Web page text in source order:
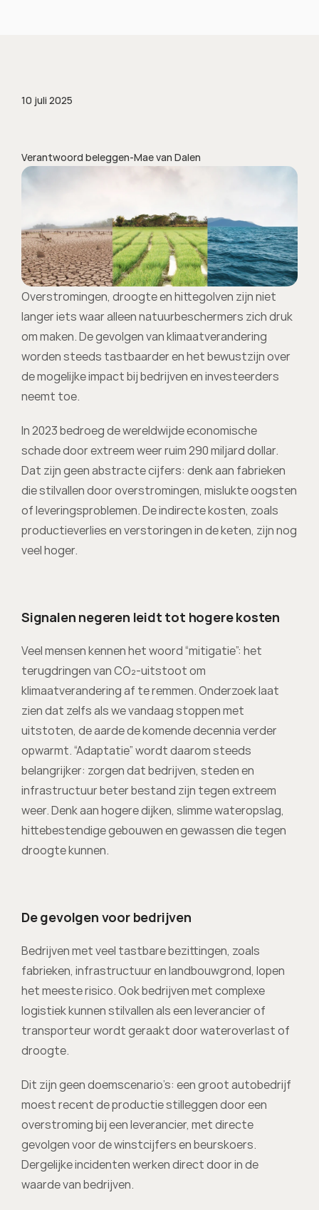
10 juli 2025
Verantwoord beleggen-Mae van Dalen
Overstromingen, droogte en hittegolven zijn niet
langer iets waar alleen natuurbeschermers zich druk
om maken. De gevolgen van klimaatverandering
worden steeds tastbaarder en het bewustzijn over
de mogelijke impact bij bedrijven en investeerders
neemt toe.
In 2023 bedroeg de wereldwijde economische
schade door extreem weer ruim 290 miljard dollar.
Dat zijn geen abstracte cijfers: denk aan fabrieken
die stilvallen door overstromingen, mislukte oogsten
of leveringsproblemen. De indirecte kosten, zoals
productieverlies en verstoringen in de keten, zijn nog
veel hoger.
Signalen negeren leidt tot hogere kosten
Veel mensen kennen het woord “mitigatie”: het
terugdringen van CO₂-uitstoot om
klimaatverandering af te remmen. Onderzoek laat
zien dat zelfs als we vandaag stoppen met
uitstoten, de aarde de komende decennia verder
opwarmt. “Adaptatie” wordt daarom steeds
belangrijker: zorgen dat bedrijven, steden en
infrastructuur beter bestand zijn tegen extreem
weer. Denk aan hogere dijken, slimme wateropslag,
hittebestendige gebouwen en gewassen die tegen
droogte kunnen.
De gevolgen voor bedrijven
Bedrijven met veel tastbare bezittingen, zoals
fabrieken, infrastructuur en landbouwgrond, lopen
het meeste risico. Ook bedrijven met complexe
logistiek kunnen stilvallen als een leverancier of
transporteur wordt geraakt door wateroverlast of
droogte.
Dit zijn geen doemscenario’s: een groot autobedrijf
moest recent de productie stilleggen door een
overstroming bij een leverancier, met directe
gevolgen voor de winstcijfers en beurskoers.
Dergelijke incidenten werken direct door in de
waarde van bedrijven.